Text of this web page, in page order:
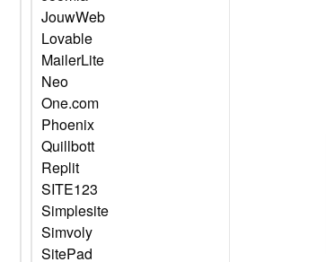
JouwWeb
Lovable
MailerLite
Neo
One.com
Phoenix
Quillbott
Replit
SITE123
Simplesite
Simvoly
SitePad